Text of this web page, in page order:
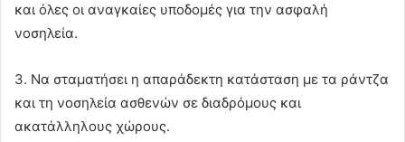
και όλες οι αναγκαίες υποδομές για την ασφαλή
νοσηλεία.
3. Να σταματήσει η απαράδεκτη κατάσταση με τα ράντζα
και τη νοσηλεία ασθενών σε διαδρόμους και
ακατάλληλους χώρους.